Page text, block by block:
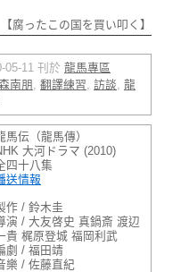
【腐ったこの国を買い叩く】
05-11 刊於 龍馬專區
南朋 , 翻譯練習, 訪談, 龍
馬伝（龍馬傳）
大河ドラマ (2010)
四十八集
送情報
作 / 鈴木圭
演 / 大友啓史 真鍋斎 渡辺
貴 梶原登城 福岡利武
劇 / 福田靖
樂 / 佐藤直紀